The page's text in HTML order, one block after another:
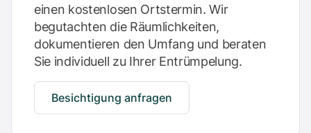
einen kostenlosen Ortstermin. Wir
begutachten die Räumlichkeiten,
dokumentieren den Umfang und beraten
Sie individuell zu Ihrer Entrümpelung.
Besichtigung anfragen